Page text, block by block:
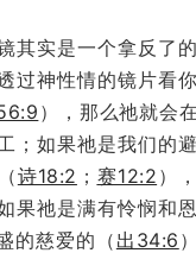
其实是一个拿反了
神性情的镜片看
），那么祂就会
；如果祂是我们的
诗18:2 ； 赛12:2 ）
果祂是满有怜悯和
的慈爱的（ 出34:6